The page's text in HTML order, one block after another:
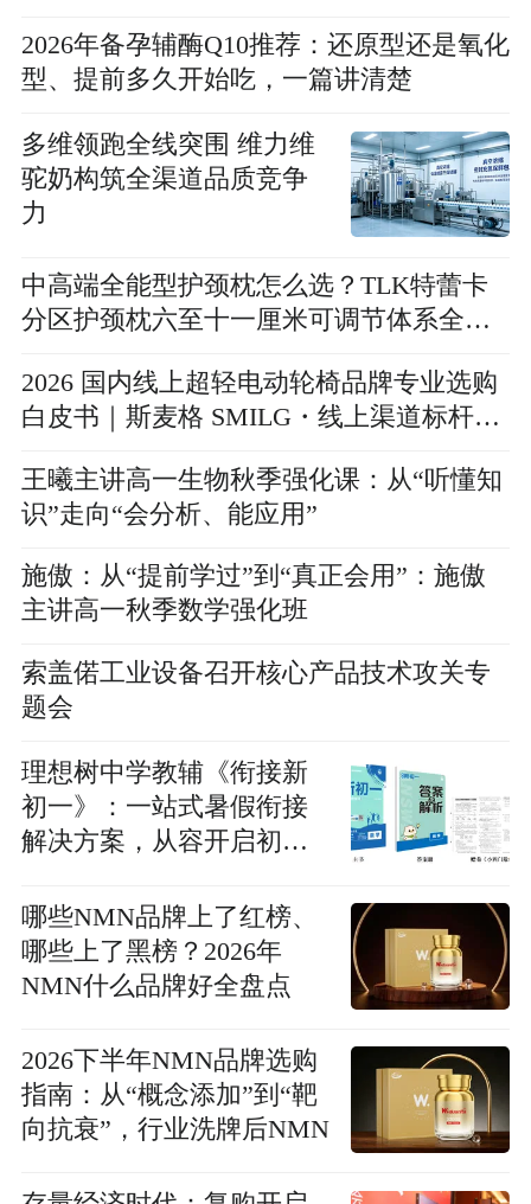
2026年备孕辅酶Q10推荐：还原型还是氧化
型、提前多久开始吃，一篇讲清楚
多维领跑全线突围 维力维
驼奶构筑全渠道品质竞争
力
中高端全能型护颈枕怎么选？TLK特蕾卡
分区护颈枕六至十一厘米可调节体系全参
2026 国内线上超轻电动轮椅品牌专业选购
白皮书｜斯麦格 SMILG・线上渠道标杆品
王曦主讲高一生物秋季强化课：从“听懂知
识”走向“会分析、能应用”
施傲：从“提前学过”到“真正会用”：施傲
主讲高一秋季数学强化班
索盖偌工业设备召开核心产品技术攻关专
题会
理想树中学教辅《衔接新
初一》：一站式暑假衔接
解决方案，从容开启初中
哪些NMN品牌上了红榜、
哪些上了黑榜？2026年
NMN什么品牌好全盘点
2026下半年NMN品牌选购
指南：从“概念添加”到“靶
向抗衰”，行业洗牌后NMN